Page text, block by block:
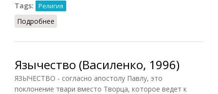
Tags:
Религия
Подробнее
Язычество (Василенко, 1996)
ЯЗЫЧЕСТВО - согласно апостолу Павлу, это
поклонение твари вместо Творца, которое ведет к